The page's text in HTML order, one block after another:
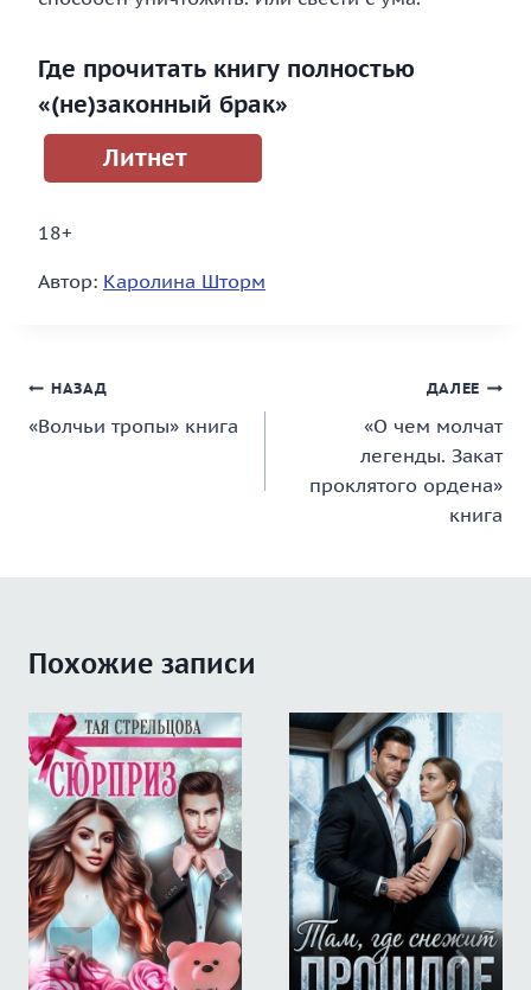
Где прочитать книгу полностью
«(не)законный брак»
Литнет
18+
Автор: Каролина Шторм
Навигация
по
НАЗАД
«Волчьи тропы» книга
ДАЛЕЕ
«О чем молчат
легенды. Закат
проклятого ордена»
книга
Похожие записи